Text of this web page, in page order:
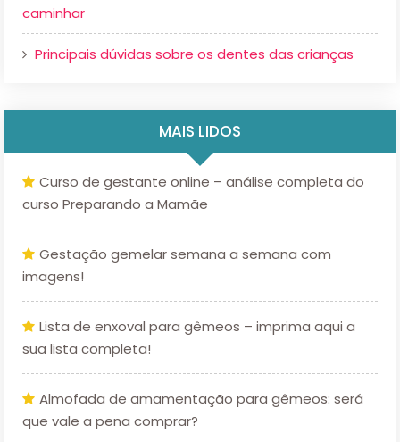
caminhar
Principais dúvidas sobre os dentes das crianças
MAIS LIDOS
Curso de gestante online – análise completa do
curso Preparando a Mamãe
Gestação gemelar semana a semana com
imagens!
Lista de enxoval para gêmeos – imprima aqui a
sua lista completa!
Almofada de amamentação para gêmeos: será
que vale a pena comprar?